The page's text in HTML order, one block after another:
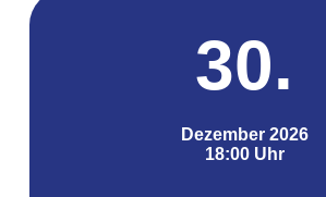
30.
Dezember 2026
18:00 Uhr